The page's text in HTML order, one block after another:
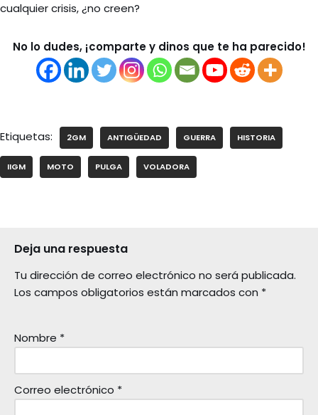
cualquier crisis, ¿no creen?
No lo dudes, ¡comparte y dinos que te ha parecido!
Etiquetas: 2GM ANTIGÜEDAD GUERRA HISTORIA
IIGM MOTO PULGA VOLADORA
Deja una respuesta
Tu dirección de correo electrónico no será publicada.
Los campos obligatorios están marcados con *
Nombre *
Correo electrónico *